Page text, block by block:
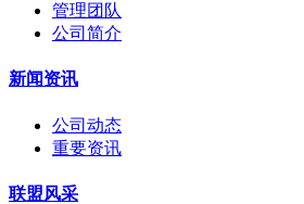
管理团队
公司简介
新闻资讯
公司动态
重要资讯
联盟风采